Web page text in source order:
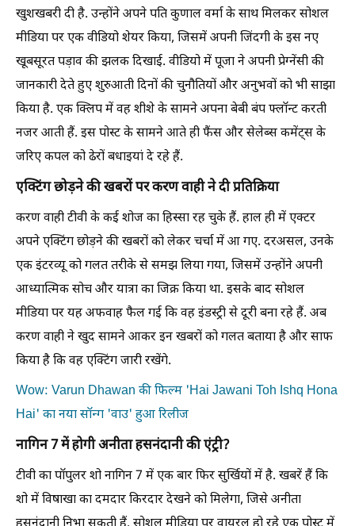
खुशखबरी दी है. उन्होंने अपने पति कुणाल वर्मा के साथ मिलकर सोशल
मीडिया पर एक वीडियो शेयर किया, जिसमें अपनी जिंदगी के इस नए
खूबसूरत पड़ाव की झलक दिखाई. वीडियो में पूजा ने अपनी प्रेग्नेंसी की
जानकारी देते हुए शुरुआती दिनों की चुनौतियों और अनुभवों को भी साझा
किया है. एक क्लिप में वह शीशे के सामने अपना बेबी बंप फ्लॉन्ट करती
नजर आती हैं. इस पोस्ट के सामने आते ही फैंस और सेलेब्स कमेंट्स के
जरिए कपल को ढेरों बधाइयां दे रहे हैं.
एक्टिंग छोड़ने की खबरों पर करण वाही ने दी प्रतिक्रिया
करण वाही टीवी के कई शोज का हिस्सा रह चुके हैं. हाल ही में एक्टर
अपने एक्टिंग छोड़ने की खबरों को लेकर चर्चा में आ गए. दरअसल, उनके
एक इंटरव्यू को गलत तरीके से समझ लिया गया, जिसमें उन्होंने अपनी
आध्यात्मिक सोच और यात्रा का जिक्र किया था. इसके बाद सोशल
मीडिया पर यह अफवाह फैल गई कि वह इंडस्ट्री से दूरी बना रहे हैं. अब
करण वाही ने खुद सामने आकर इन खबरों को गलत बताया है और साफ
किया है कि वह एक्टिंग जारी रखेंगे.
Wow: Varun Dhawan की फिल्म 'Hai Jawani Toh Ishq Hona
Hai' का नया सॉन्ग 'वाउ' हुआ रिलीज
नागिन 7 में होगी अनीता हसनंदानी की एंट्री?
टीवी का पॉपुलर शो नागिन 7 में एक बार फिर सुर्खियों में है. खबरें हैं कि
शो में विषाखा का दमदार किरदार देखने को मिलेगा, जिसे अनीता